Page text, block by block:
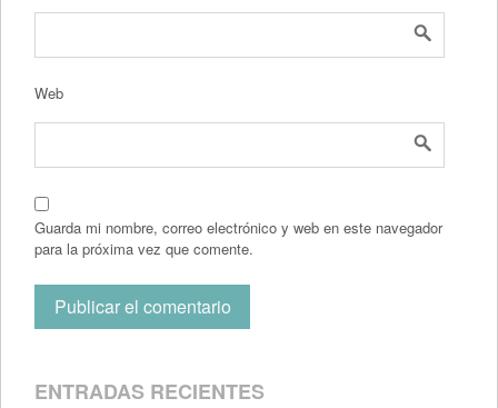
Web
Guarda mi nombre, correo electrónico y web en este navegador
para la próxima vez que comente.
ENTRADAS RECIENTES